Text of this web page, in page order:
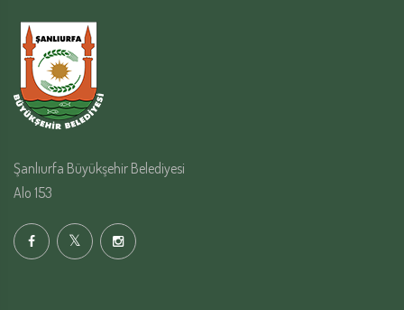
Şanlıurfa Büyükşehir Belediyesi
Alo 153